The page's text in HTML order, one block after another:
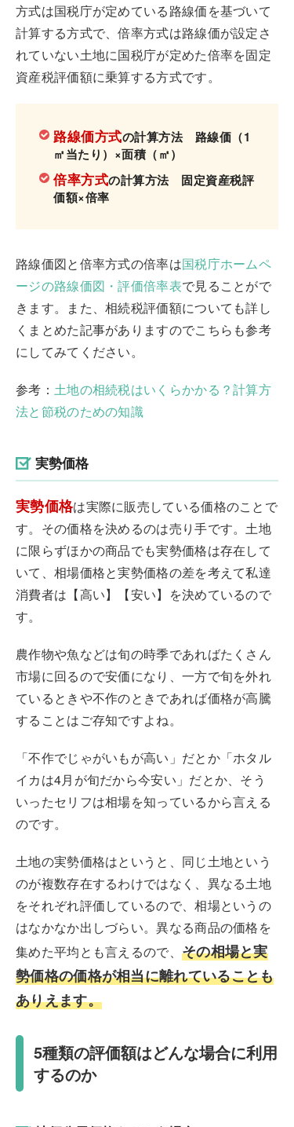
方式は国税庁が定めている路線価を基づいて
計算する方式で、倍率方式は路線価が設定さ
れていない土地に国税庁が定めた倍率を固定
資産税評価額に乗算する方式です。
路線価方式の計算方法 路線価（1
㎡当たり）×面積（㎡）
倍率方式の計算方法 固定資産税評
価額×倍率
路線価図と倍率方式の倍率は国税庁ホームペ
ージの路線価図・評価倍率表で見ることがで
きます。また、相続税評価額についても詳し
くまとめた記事がありますのでこちらも参考
にしてみてください。
参考： 土地の相続税はいくらかかる？計算方
法と節税のための知識
実勢価格
実勢価格は実際に販売している価格のことで
す。その価格を決めるのは売り手です。土地
に限らずほかの商品でも実勢価格は存在して
いて、相場価格と実勢価格の差を考えて私達
消費者は【高い】【安い】を決めているので
す。
農作物や魚などは旬の時季であればたくさん
市場に回るので安価になり、一方で旬を外れ
ているときや不作のときであれば価格が高騰
することはご存知ですよね。
「不作でじゃがいもが高い」だとか「ホタル
イカは4月が旬だから今安い」だとか、そう
いったセリフは相場を知っているから言える
のです。
土地の実勢価格はというと、同じ土地という
のが複数存在するわけではなく、異なる土地
をそれぞれ評価しているので、相場というの
はなかなか出しづらい。異なる商品の価格を
集めた平均とも言えるので、 その相場と実
勢価格の価格が相当に離れていることも
ありえます。
5種類の評価額はどんな場合に利用
するのか